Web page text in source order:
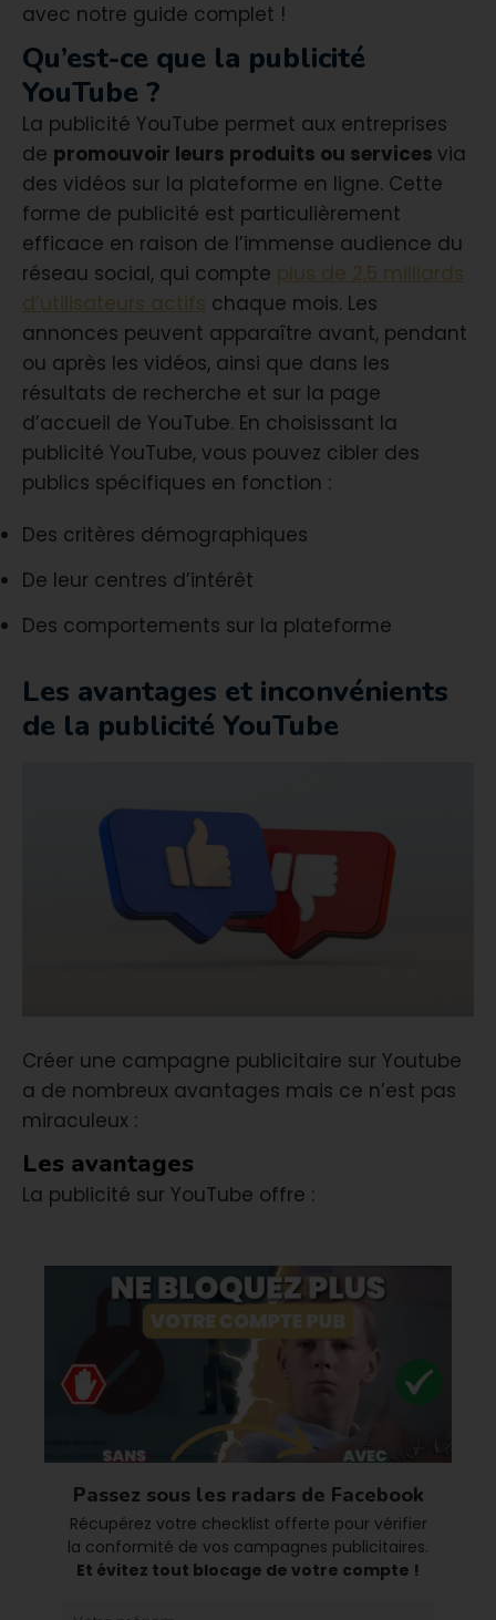
avec notre guide complet !
Qu’est-ce que la publicité
YouTube ?
La publicité YouTube permet aux entreprises
de promouvoir leurs produits ou services via
des vidéos sur la plateforme en ligne. Cette
forme de publicité est particulièrement
efficace en raison de l’immense audience du
réseau social, qui compte plus de 2,5 milliards
d’utilisateurs actifs chaque mois. Les
annonces peuvent apparaître avant, pendant
ou après les vidéos, ainsi que dans les
résultats de recherche et sur la page
d’accueil de YouTube. En choisissant la
publicité YouTube, vous pouvez cibler des
publics spécifiques en fonction :
Des critères démographiques
De leur centres d’intérêt
Des comportements sur la plateforme
Les avantages et inconvénients
de la publicité YouTube
Créer une campagne publicitaire sur Youtube
a de nombreux avantages mais ce n’est pas
miraculeux :
Les avantages
La publicité sur YouTube offre :
Passez sous les radars de Facebook
Récupérez votre checklist offerte pour vérifier
la conformité de vos campagnes publicitaires.
Et évitez tout blocage de votre compte !